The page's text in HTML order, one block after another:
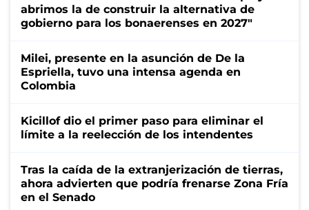
abrimos la de construir la alternativa de
gobierno para los bonaerenses en 2027"
Milei, presente en la asunción de De la
Espriella, tuvo una intensa agenda en
Colombia
Kicillof dio el primer paso para eliminar el
límite a la reelección de los intendentes
Tras la caída de la extranjerización de tierras,
ahora advierten que podría frenarse Zona Fría
en el Senado